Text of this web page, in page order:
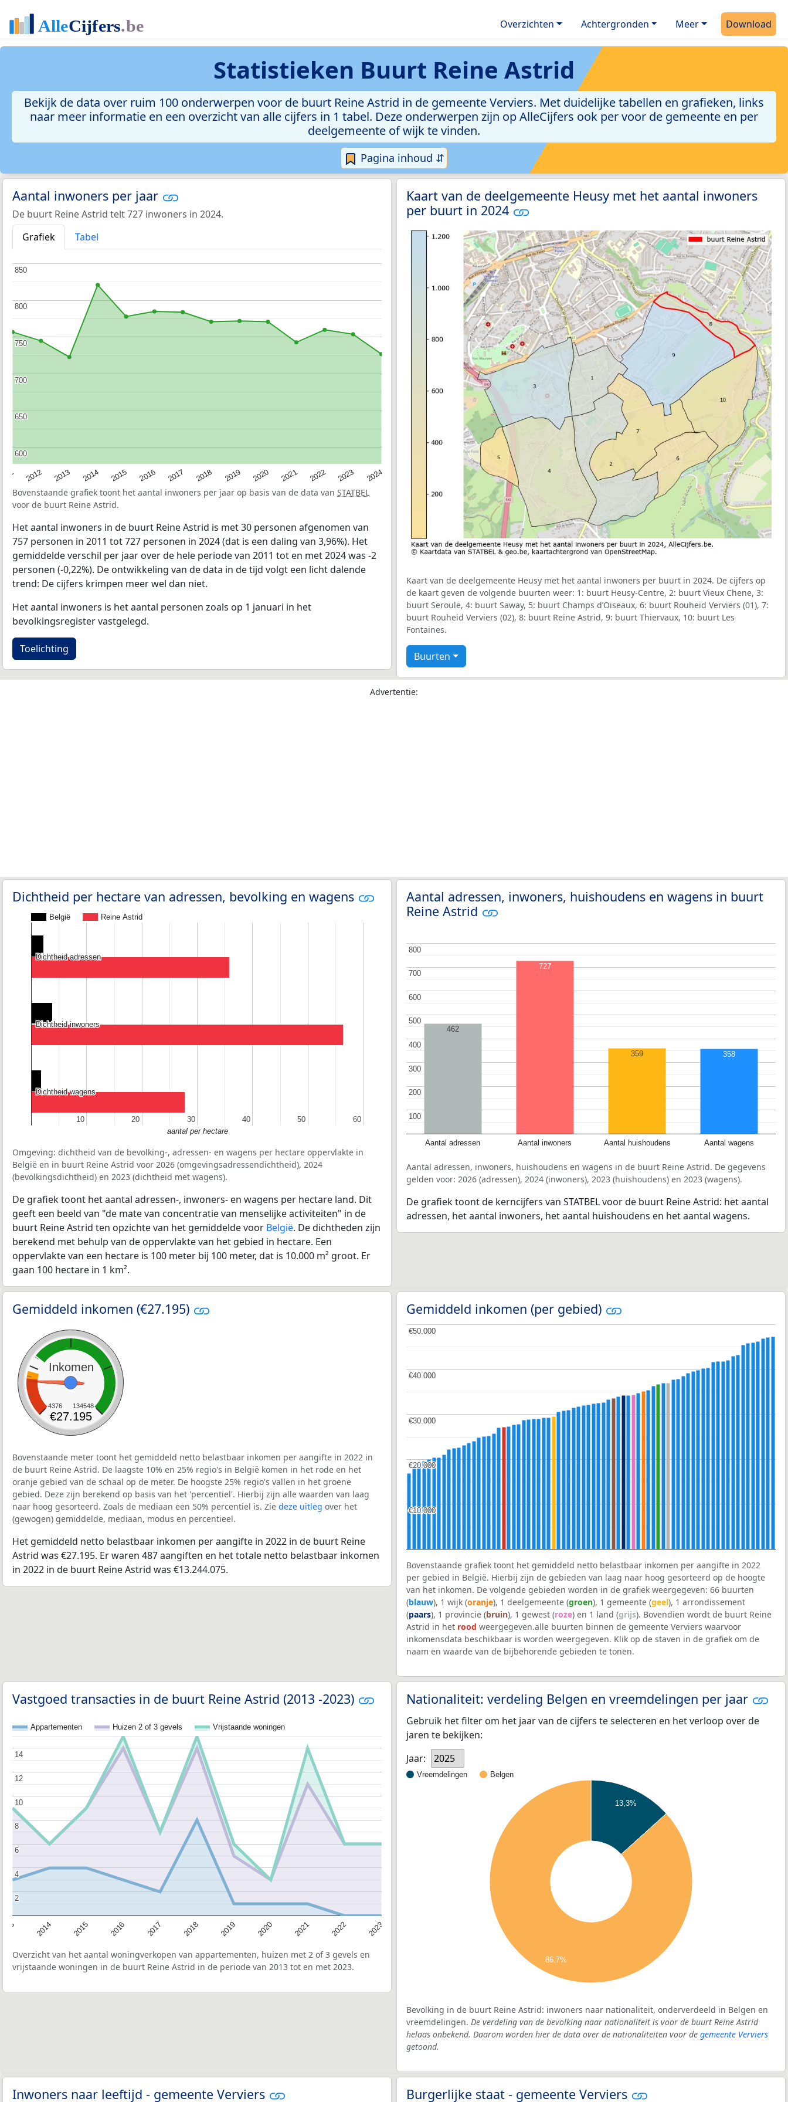
Overzichten Achtergronden Meer Download
Statistieken Buurt Reine Astrid
Bekijk de data over ruim 100 onderwerpen voor de buurt Reine Astrid in de gemeente Verviers. Met duidelijke tabellen en grafieken, links
naar meer informatie en een overzicht van alle cijfers in 1 tabel. Deze onderwerpen zijn op AlleCijfers ook per voor de gemeente en per
deelgemeente of wijk te vinden.
Pagina inhoud ⇵
Aantal inwoners per jaar
De buurt Reine Astrid telt 727 inwoners in 2024.
Grafiek
Tabel
2012 2013 2014 2015 2016 2017 2018 2019 2020 2021 2022 2023 2024
600
600
650
650
700
700
750
750
800
800
850
850
Bovenstaande grafiek toont het aantal inwoners per jaar op basis van de data van STATBEL
voor de buurt Reine Astrid.
Het aantal inwoners in de buurt Reine Astrid is met 30 personen afgenomen van
757 personen in 2011 tot 727 personen in 2024 (dat is een daling van 3,96%). Het
gemiddelde verschil per jaar over de hele periode van 2011 tot en met 2024 was -2
personen (-0,22%). De ontwikkeling van de data in de tijd volgt een licht dalende
trend: De cijfers krimpen meer wel dan niet.
Het aantal inwoners is het aantal personen zoals op 1 januari in het
bevolkingsregister vastgelegd.
Toelichting
Kaart van de deelgemeente Heusy met het aantal inwoners
per buurt in 2024
Kaart van de deelgemeente Heusy met het aantal inwoners per buurt in 2024. De cijfers op
de kaart geven de volgende buurten weer: 1: buurt Heusy-Centre, 2: buurt Vieux Chene, 3:
buurt Seroule, 4: buurt Saway, 5: buurt Champs d’Oiseaux, 6: buurt Rouheid Verviers (01), 7:
buurt Rouheid Verviers (02), 8: buurt Reine Astrid, 9: buurt Thiervaux, 10: buurt Les
Fontaines.
Buurten
Advertentie:
Dichtheid per hectare van adressen, bevolking en wagens
België Reine Astrid
10
10 20
20 30
30 40
40 50
50 60
60
Dichtheid adressen
Dichtheid adressen
Dichtheid inwoners
Dichtheid inwoners
Dichtheid wagens
Dichtheid wagens
aantal per hectare
Omgeving: dichtheid van de bevolking-, adressen- en wagens per hectare oppervlakte in
België en in buurt Reine Astrid voor 2026 (omgevingsadressendichtheid), 2024
(bevolkingsdichtheid) en 2023 (dichtheid met wagens).
De grafiek toont het aantal adressen-, inwoners- en wagens per hectare land. Dit
geeft een beeld van "de mate van concentratie van menselijke activiteiten" in de
buurt Reine Astrid ten opzichte van het gemiddelde voor België. De dichtheden zijn
berekend met behulp van de oppervlakte van het gebied in hectare. Een
oppervlakte van een hectare is 100 meter bij 100 meter, dat is 10.000 m² groot. Er
gaan 100 hectare in 1 km².
Aantal adressen, inwoners, huishoudens en wagens in buurt
Reine Astrid
Aantal adressen Aantal inwoners Aantal huishoudens Aantal wagens
100
100
200
200
300
300
400
400
500
500
600
600
700
700
800
800
462
727
359 358
Aantal adressen, inwoners, huishoudens en wagens in de buurt Reine Astrid. De gegevens
gelden voor: 2026 (adressen), 2024 (inwoners), 2023 (huishoudens) en 2023 (wagens).
De grafiek toont de kerncijfers van STATBEL voor de buurt Reine Astrid: het aantal
adressen, het aantal inwoners, het aantal huishoudens en het aantal wagens.
Gemiddeld inkomen (€27.195)
Inkomen
4376 134548
€27.195
Bovenstaande meter toont het gemiddeld netto belastbaar inkomen per aangifte in 2022 in
de buurt Reine Astrid. De laagste 10% en 25% regio's in België komen in het rode en het
oranje gebied van de schaal op de meter. De hoogste 25% regio's vallen in het groene
gebied. Deze zijn berekend op basis van het 'percentiel'. Hierbij zijn alle waarden van laag
naar hoog gesorteerd. Zoals de mediaan een 50% percentiel is. Zie deze uitleg over het
(gewogen) gemiddelde, mediaan, modus en percentieel.
Het gemiddeld netto belastbaar inkomen per aangifte in 2022 in de buurt Reine
Astrid was €27.195. Er waren 487 aangiften en het totale netto belastbaar inkomen
in 2022 in de buurt Reine Astrid was €13.244.075.
Gemiddeld inkomen (per gebied)
€10.000
€10.000
€20.000
€20.000
€30.000
€30.000
€40.000
€40.000
€50.000
€50.000
Bovenstaande grafiek toont het gemiddeld netto belastbaar inkomen per aangifte in 2022
per gebied in België. Hierbij zijn de gebieden van laag naar hoog gesorteerd op de hoogte
van het inkomen. De volgende gebieden worden in de grafiek weergegeven: 66 buurten
(blauw), 1 wijk (oranje), 1 deelgemeente (groen), 1 gemeente (geel), 1 arrondissement
(paars), 1 provincie (bruin), 1 gewest (roze) en 1 land (grijs). Bovendien wordt de buurt Reine
Astrid in het rood weergegeven.alle buurten binnen de gemeente Verviers waarvoor
inkomensdata beschikbaar is worden weergegeven. Klik op de staven in de grafiek om de
naam en waarde van de bijbehorende gebieden te tonen.
Vastgoed transacties in de buurt Reine Astrid (2013 -2023)
Appartementen Huizen 2 of 3 gevels Vrijstaande woningen
2014 2015 2016 2017 2018 2019 2020 2021 2022 2023
2
2
4
4
6
6
8
8
10
10
12
12
14
14
Overzicht van het aantal woningverkopen van appartementen, huizen met 2 of 3 gevels en
vrijstaande woningen in de buurt Reine Astrid in de periode van 2013 tot en met 2023.
Nationaliteit: verdeling Belgen en vreemdelingen per jaar
Gebruik het filter om het jaar van de cijfers te selecteren en het verloop over de
jaren te bekijken:
Jaar:
2025
Vreemdelingen Belgen
13,3%
86,7%
Bevolking in de buurt Reine Astrid: inwoners naar nationaliteit, onderverdeeld in Belgen en
vreemdelingen. De verdeling van de bevolking naar nationaliteit is voor de buurt Reine Astrid
helaas onbekend. Daarom worden hier de data over de nationaliteiten voor de gemeente Verviers
getoond.
Inwoners naar leeftijd - gemeente Verviers Burgerlijke staat - gemeente Verviers